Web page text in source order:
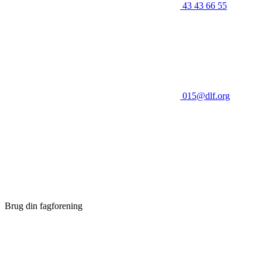
43 43 66 55
015@dlf.org
Brug din fagforening